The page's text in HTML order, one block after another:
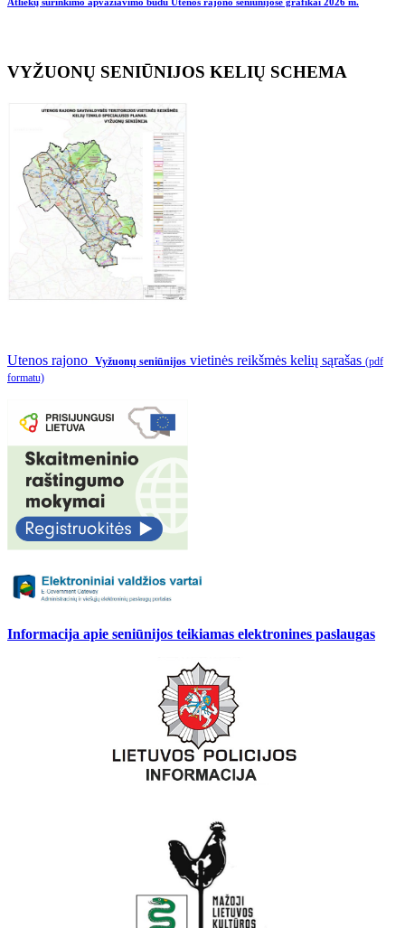
VYŽUONŲ SENIŪNIJOS KELIŲ SCHEMA
Utenos rajono Vyžuonų seniūnijos vietinės reikšmės kelių sąrašas (pdf
formatu)
Informacija apie seniūnijos teikiamas elektronines paslaugas